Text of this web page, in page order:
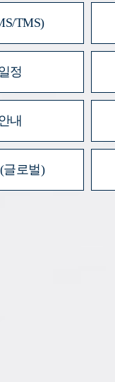
TMS)
정
내
글로벌)